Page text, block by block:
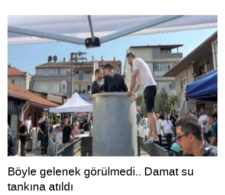
Böyle gelenek görülmedi.. Damat su
tankına atıldı